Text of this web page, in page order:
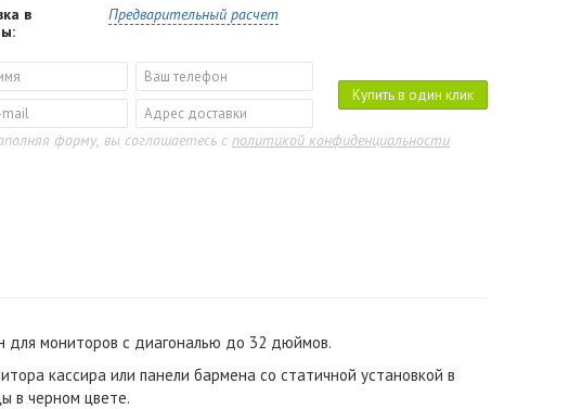
в
Предварительный расчет
Купить в один клик
форму, вы соглашаетесь с политикой конфиденциальности
для мониторов с диагональю до 32 дюймов.
кассира или панели бармена со статичной установкой в
в черном цвете.